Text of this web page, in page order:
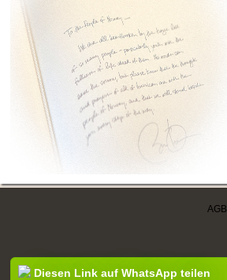
AGB
Diesen Link auf WhatsApp teilen